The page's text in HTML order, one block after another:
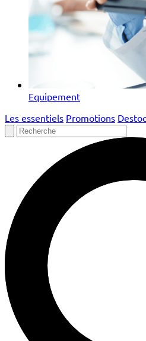
Equipement
Les essentiels Promotions